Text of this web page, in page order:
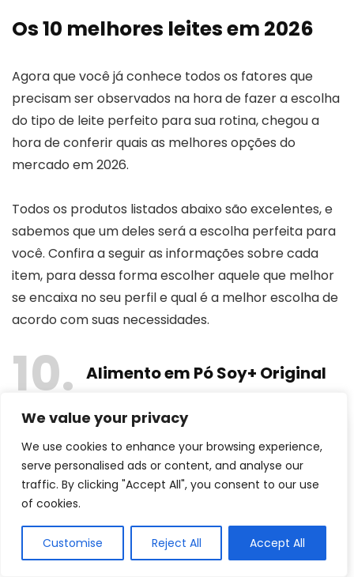
We value your privacy
We use cookies to enhance your browsing experience,
serve personalised ads or content, and analyse our
traffic. By clicking "Accept All", you consent to our use
of cookies.
Customise Reject All Accept All
Os 10 melhores leites em 2026
Agora que você já conhece todos os fatores que
precisam ser observados na hora de fazer a escolha
do tipo de leite perfeito para sua rotina, chegou a
hora de conferir quais as melhores opções do
mercado em 2026.
Todos os produtos listados abaixo são excelentes, e
sabemos que um deles será a escolha perfeita para
você. Confira a seguir as informações sobre cada
item, para dessa forma escolher aquele que melhor
se encaixa no seu perfil e qual é a melhor escolha de
acordo com suas necessidades.
10 Alimento em Pó Soy+ Original